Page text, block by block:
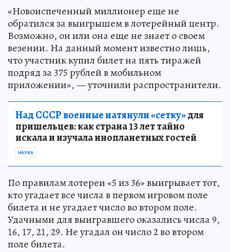
«Новоиспеченный миллионер еще не
обратился за выигрышем в лотерейный центр.
Возможно, он или она еще не знает о своем
везении. На данный момент известно лишь,
что участник купил билет на пять тиражей
подряд за 375 рублей в мобильном
приложении», — уточнили распространители.
Над СССР военные натянули «сетку»для
пришельцев: как страна 13 лет тайно
искала и изучала инопланетных гостей
НАУКА
По правилам лотереи «5 из 36» выигрывает тот,
кто угадает все числа в первом игровом поле
билета и не угадает число во втором поле.
Удачными для выигравшего оказались числа 9,
16, 17, 21, 29. Не угадал он число 2 во втором
поле билета.